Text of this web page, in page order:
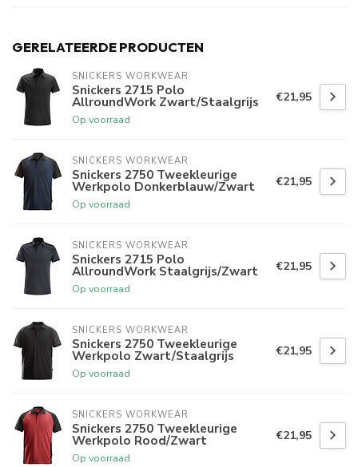
GERELATEERDE PRODUCTEN
SNICKERS WORKWEAR
Snickers 2715 Polo
AllroundWork Zwart/Staalgrijs
Op voorraad
€21,95
SNICKERS WORKWEAR
Snickers 2750 Tweekleurige
Werkpolo Donkerblauw/Zwart
Op voorraad
€21,95
SNICKERS WORKWEAR
Snickers 2715 Polo
AllroundWork Staalgrijs/Zwart
Op voorraad
€21,95
SNICKERS WORKWEAR
Snickers 2750 Tweekleurige
Werkpolo Zwart/Staalgrijs
Op voorraad
€21,95
SNICKERS WORKWEAR
Snickers 2750 Tweekleurige
Werkpolo Rood/Zwart
Op voorraad
€21,95